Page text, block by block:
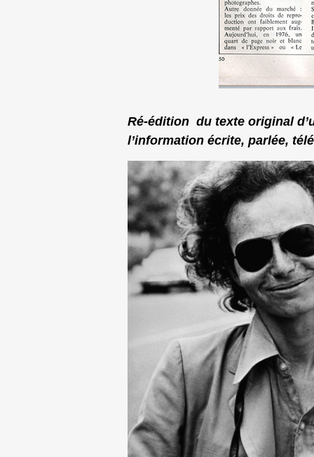
Ré-édition du texte original
l’information écrite, parlée,